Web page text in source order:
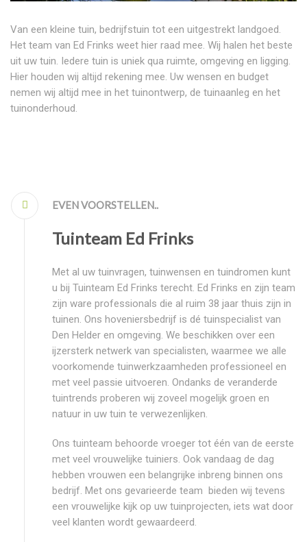
Van een kleine tuin, bedrijfstuin tot een uitgestrekt landgoed.
Het team van Ed Frinks weet hier raad mee. Wij halen het beste
uit uw tuin. Iedere tuin is uniek qua ruimte, omgeving en ligging.
Hier houden wij altijd rekening mee. Uw wensen en budget
nemen wij altijd mee in het tuinontwerp, de tuinaanleg en het
tuinonderhoud.
EVEN VOORSTELLEN..
Tuinteam Ed Frinks
Met al uw tuinvragen, tuinwensen en tuindromen kunt
u bij Tuinteam Ed Frinks terecht. Ed Frinks en zijn team
zijn ware professionals die al ruim 38 jaar thuis zijn in
tuinen. Ons hoveniersbedrijf is dé tuinspecialist van
Den Helder en omgeving. We beschikken over een
ijzersterk netwerk van specialisten, waarmee we alle
voorkomende tuinwerkzaamheden professioneel en
met veel passie uitvoeren. Ondanks de veranderde
tuintrends proberen wij zoveel mogelijk groen en
natuur in uw tuin te verwezenlijken.
Ons tuinteam behoorde vroeger tot één van de eerste
met veel vrouwelijke tuiniers. Ook vandaag de dag
hebben vrouwen een belangrijke inbreng binnen ons
bedrijf. Met ons gevarieerde team bieden wij tevens
een vrouwelijke kijk op uw tuinprojecten, iets wat door
veel klanten wordt gewaardeerd.